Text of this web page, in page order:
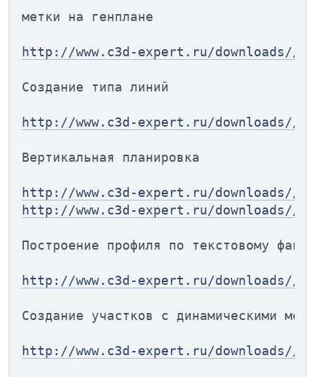
метки на генплане
http://www.c3d-expert.ru/downloads//
Создание типа линий
http://www.c3d-expert.ru/downloads//
Вертикальная планировка
http://www.c3d-expert.ru/downloads//
http://www.c3d-expert.ru/downloads//
Построение профиля по текстовому файлу
http://www.c3d-expert.ru/
Создание участков с динамическими
http://www.c3d-expert.ru/downloads//